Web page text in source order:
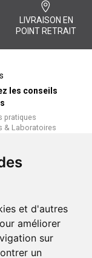
et d'autres
améliorer
sur
un
LIVRAISON EN
POINT RETRAIT
les conseils
pratiques
& Laboratoires
légales
personnelles
/ Point retrait
en ligne et